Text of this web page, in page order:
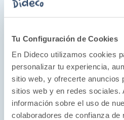
Tu Configuración de Cookies
En Dideco utilizamos cookies
personalizar tu experiencia,
sitio web, y ofrecerte anuncios
sitios web y en redes sociales.
información sobre el uso de
colaboradores de confianza
El juego como
Juguetes educativos
estético único y artístico.
para todas las edades de